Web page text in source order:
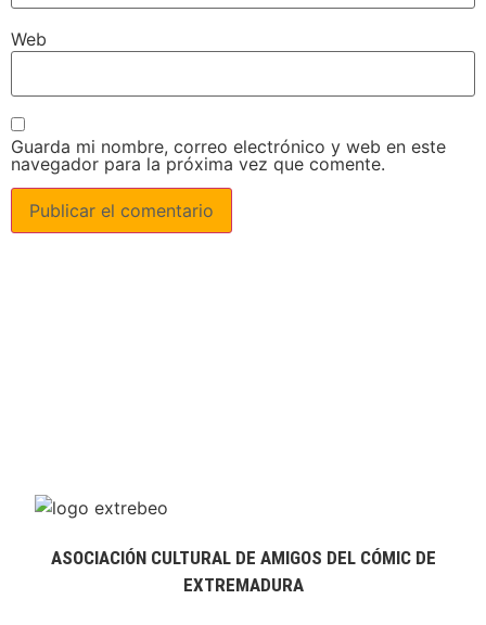
Web
Guarda mi nombre, correo electrónico y web en este
navegador para la próxima vez que comente.
ASOCIACIÓN CULTURAL DE AMIGOS DEL CÓMIC DE
EXTREMADURA